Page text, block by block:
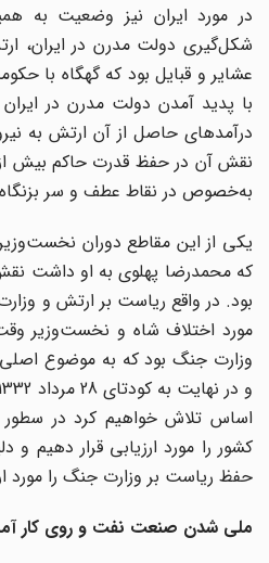
در مورد ایران نیز وضعیت به
شکل‌گیری دولت مدرن در ایران،
عشایر و قبایل بود که گهگاه با
با پدید آمدن دولت مدرن در
درآمدهای حاصل از آن ارتش به
نقش آن در حفظ قدرت حاکم بیش از
به‌خصوص در نقاط عطف و سر
یکی از این مقاطع دوران
که محمدرضا پهلوی به او داشت
بود. در واقع ریاست بر ارتش و وزارت
مورد اختلاف شاه و نخست‌وزیر
و
اساس تلاش خواهیم کرد در سطور
کشور را مورد ارزیابی قرار دهیم و
حفظ ریاست بر وزارت جنگ را مورد
ملی شدن صنعت نفت و روی کار